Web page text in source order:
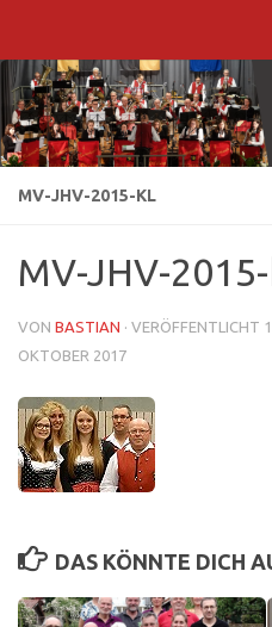
MV-JHV-2015-KL
MV-JHV-
VON BASTIAN · VERÖFFENTLICHT
OKTOBER 2017
DAS KÖNNTE DICH